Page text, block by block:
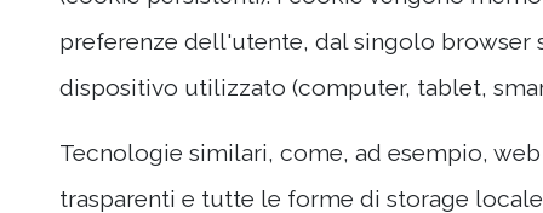
preferenze dell'utente, dal singolo browser
dispositivo utilizzato (computer, tablet,
Tecnologie similari, come, ad esempio, web
trasparenti e tutte le forme di storage